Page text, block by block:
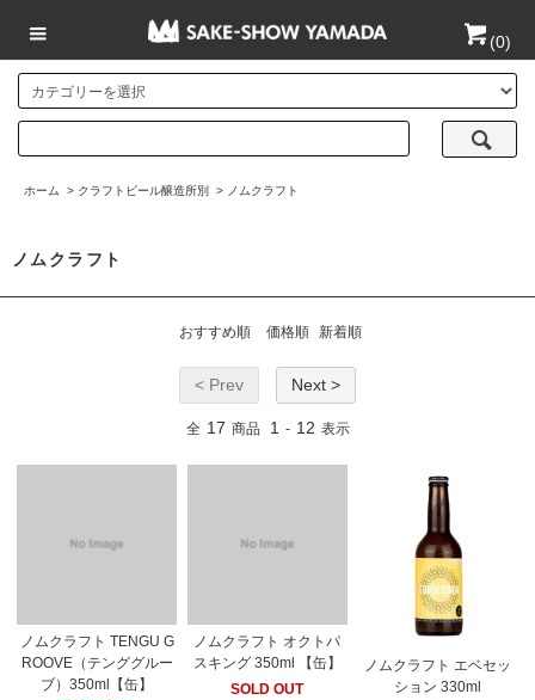
(0)
ホーム > クラフトビール醸造所別 > ノムクラフト
ノムクラフト
おすすめ順 価格順 新着順
< Prev Next >
全 17 商品 1 - 12 表示
ノムクラフト TENGU G
ROOVE（テンググルー
ブ）350ml【缶】
ノムクラフト オクトパ
スキング 350ml 【缶】
SOLD OUT
ノムクラフト エベセッ
ション 330ml